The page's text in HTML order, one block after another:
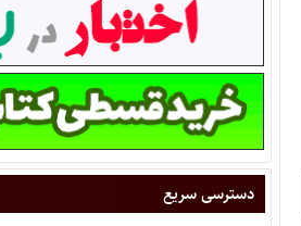
دسترسی سریع